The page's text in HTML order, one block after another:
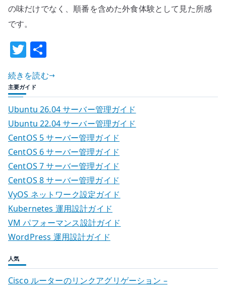
し
を
べ
た
–
そ
の
ま
ま・
薬
味・
お
茶
漬
け
楽
し
む
名
古
の味だけでなく、順番を含めた外食体験として見た所感
です。
T
w
it
te
r
続きを読む
主要ガイド
Ubuntu 26.04 サーバー管理ガイド
Ubuntu 22.04 サーバー管理ガイド
CentOS 5 サーバー管理ガイド
CentOS 6 サーバー管理ガイド
CentOS 7 サーバー管理ガイド
CentOS 8 サーバー管理ガイド
VyOS ネットワーク設定ガイド
Kubernetes 運用設計ガイド
VM パフォーマンス設計ガイド
WordPress 運用設計ガイド
人気
Cisco ルーターのリンクアグリゲーション –